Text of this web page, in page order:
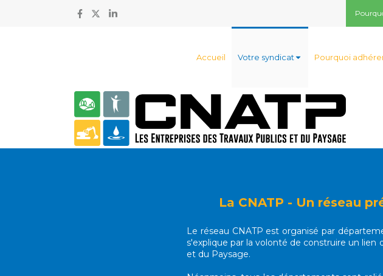
Accueil Votre syndicat Pourquoi
La CNATP - Un réseau
Le réseau CNATP est organisé par
s'explique par la volonté de construire un lien
et du Paysage.